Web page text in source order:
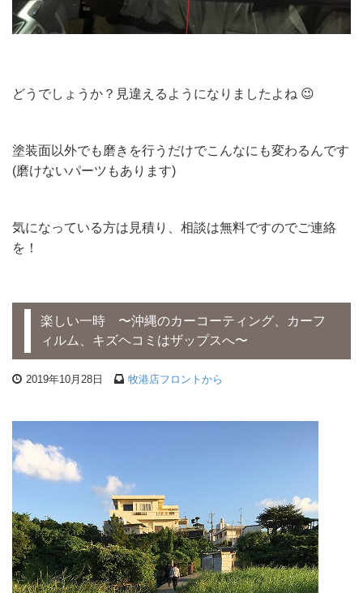
どうでしょうか？見違えるようになりましたよね 😉
塗装面以外でも磨きを行うだけでこんなにも変わるんです
(磨けないパーツもあります)
気になっている方は見積り、相談は無料ですのでご連絡
を！
楽しい一時 〜沖縄のカーコーティング、カーフ
ィルム、キズヘコミはザップスへ〜
2019年10月28日 牧港店フロントから